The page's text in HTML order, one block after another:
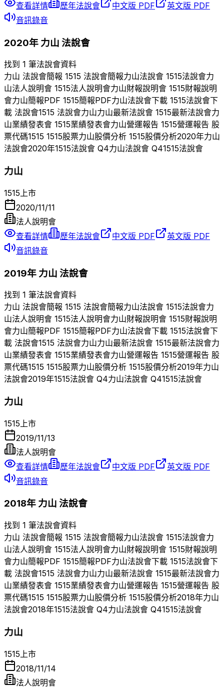
查看詳情
歷年法說會 中文版 PDF
英文版 PDF
音訊錄音
2020年 力山 法說會
找到 1 筆法說會資料
力山 法說會簡報 1515 法說會簡報力山法說會 1515法說會力
山法人說明會 1515法人說明會力山財報說明會 1515財報說明
會力山簡報PDF 1515簡報PDF力山法說會下載 1515法說會下
載 法說會1515 法說會力山力山最新法說會 1515最新法說會力
山業績發表會 1515業績發表會力山營運報告 1515營運報告 股
票代碼1515 1515股票力山股價分析 1515股價分析2020年力山
法說會2020年1515法說會 Q4力山法說會 Q41515法說會
力山
1515 上市
2020/11/11
法人說明會
查看詳情
歷年法說會 中文版 PDF
英文版 PDF
音訊錄音
2019年 力山 法說會
找到 1 筆法說會資料
力山 法說會簡報 1515 法說會簡報力山法說會 1515法說會力
山法人說明會 1515法人說明會力山財報說明會 1515財報說明
會力山簡報PDF 1515簡報PDF力山法說會下載 1515法說會下
載 法說會1515 法說會力山力山最新法說會 1515最新法說會力
山業績發表會 1515業績發表會力山營運報告 1515營運報告 股
票代碼1515 1515股票力山股價分析 1515股價分析2019年力山
法說會2019年1515法說會 Q4力山法說會 Q41515法說會
力山
1515 上市
2019/11/13
法人說明會
查看詳情
歷年法說會 中文版 PDF
英文版 PDF
音訊錄音
2018年 力山 法說會
找到 1 筆法說會資料
力山 法說會簡報 1515 法說會簡報力山法說會 1515法說會力
山法人說明會 1515法人說明會力山財報說明會 1515財報說明
會力山簡報PDF 1515簡報PDF力山法說會下載 1515法說會下
載 法說會1515 法說會力山力山最新法說會 1515最新法說會力
山業績發表會 1515業績發表會力山營運報告 1515營運報告 股
票代碼1515 1515股票力山股價分析 1515股價分析2018年力山
法說會2018年1515法說會 Q4力山法說會 Q41515法說會
力山
1515 上市
2018/11/14
法人說明會